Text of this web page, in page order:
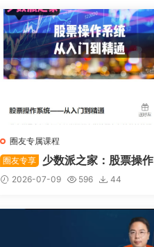
圈友专属课程
圈友专享
少数派之家：股票操作
系统—从入门到精通
2026-07-09 596 44